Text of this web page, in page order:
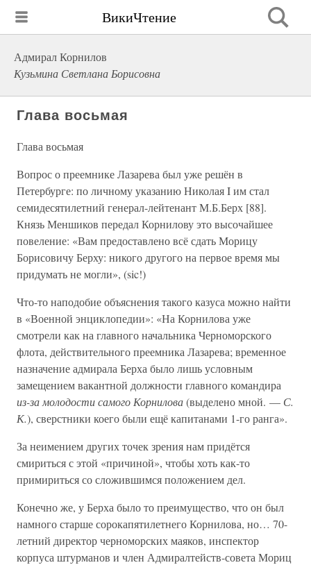
ВикиЧтение
Адмирал Корнилов
Кузьмина Светлана Борисовна
Глава восьмая
Глава восьмая
Вопрос о преемнике Лазарева был уже решён в
Петербурге: по личному указанию Николая I им стал
семидесятилетний генерал-лейтенант М.Б.Берх [88].
Князь Меншиков передал Корнилову это высочайшее
повеление: «Вам предоставлено всё сдать Морицу
Борисовичу Берху: никого другого на первое время мы
придумать не могли», (sic!)
Что-то наподобие объяснения такого казуса можно найти
в «Военной энциклопедии»: «На Корнилова уже
смотрели как на главного начальника Черноморского
флота, действительного преемника Лазарева; временное
назначение адмирала Берха было лишь условным
замещением вакантной должности главного командира
из-за молодости самого Корнилова(выделено мной. — С.
К.), сверстники коего были ещё капитанами 1-го ранга».
За неимением других точек зрения нам придётся
смириться с этой «причиной», чтобы хоть как-то
примириться со сложившимся положением дел.
Конечно же, у Берха было то преимущество, что он был
намного старше сорокапятилетнего Корнилова, но… 70-
летний директор черноморских маяков, инспектор
корпуса штурманов и член Адмиралтейств-совета Мориц